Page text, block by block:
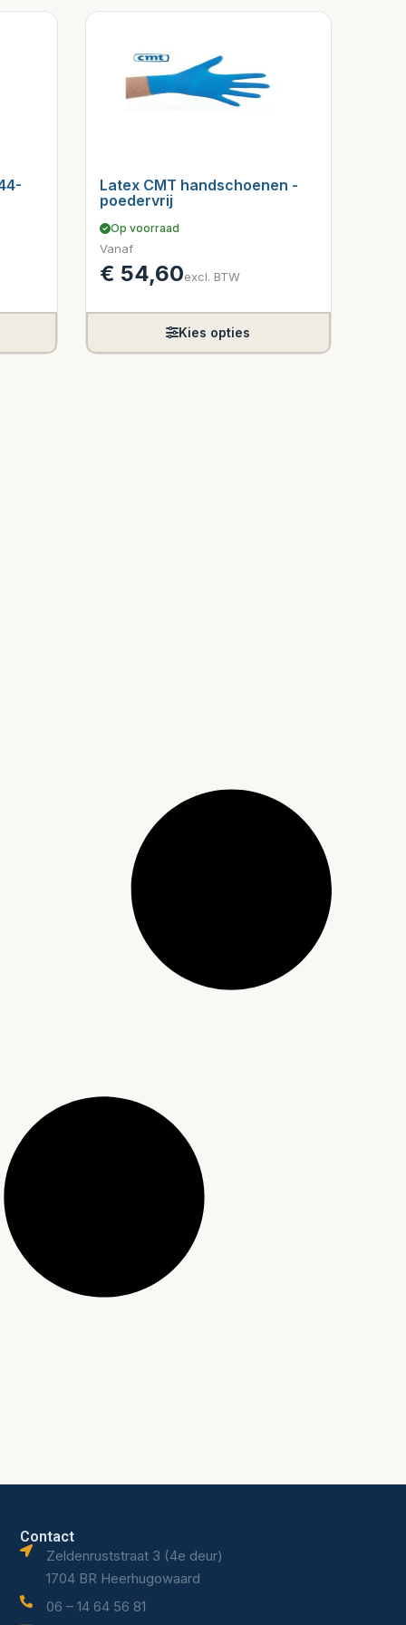
Latex CMT handschoenen -
poedervrij
Op voorraad
Vanaf
€ 54,60excl. BTW
Kies opties
Contact
Zeldenruststraat 3 (4e deur)
1704 BR Heerhugowaard
06 – 14 64 56 81